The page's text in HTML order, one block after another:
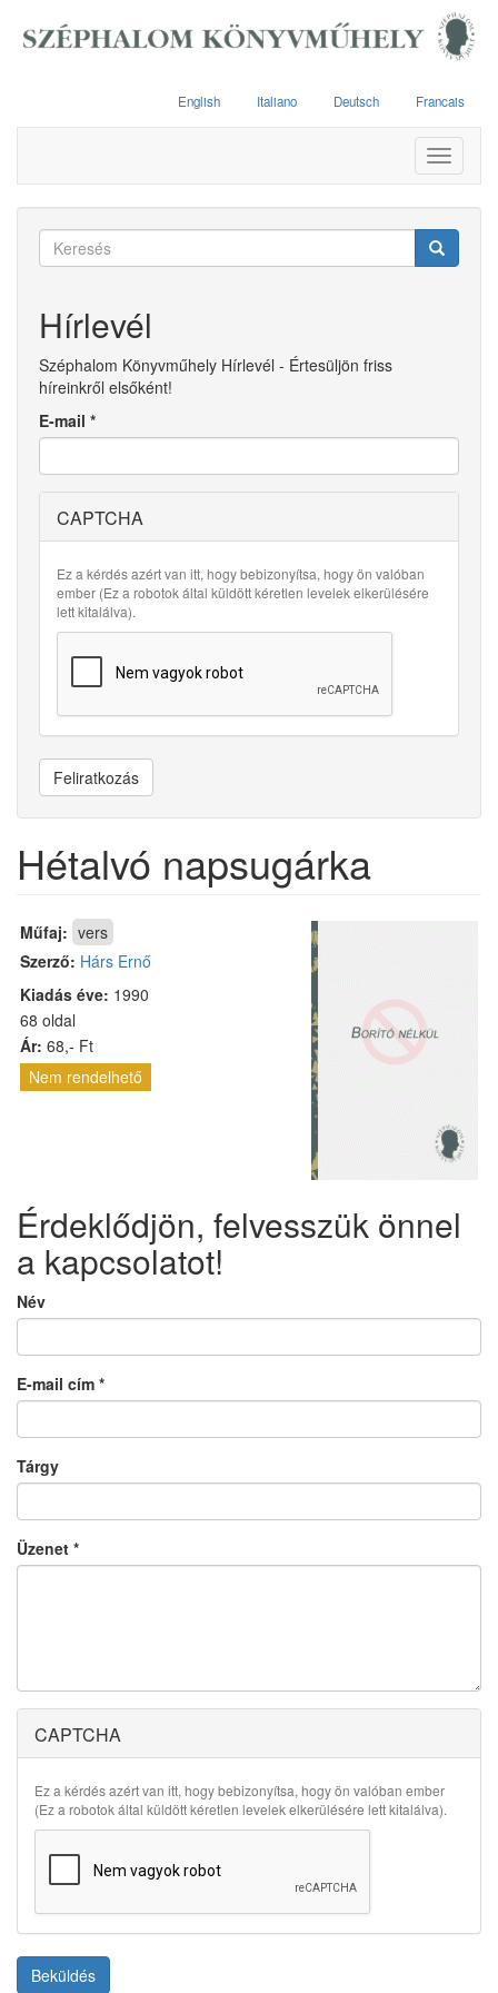
English Italiano Deutsch Francais
Toggle
Keresés
Hírlevél
Széphalom Könyvműhely Hírlevél - Értesüljön friss
híreinkről elsőként!
E-mail *
CAPTCHA
Ez a kérdés azért van itt, hogy bebizonyítsa, hogy ön valóban
ember (Ez a robotok által küldött kéretlen levelek elkerülésére
lett kitalálva).
Feliratkozás
Hétalvó napsugárka
Műfaj: vers
Szerző: Hárs Ernő
Kiadás éve: 1990
68 oldal
Ár: 68,- Ft
Nem rendelhető
Érdeklődjön, felvesszük önnel
a kapcsolatot!
Név
E-mail cím *
Tárgy
Üzenet *
CAPTCHA
Ez a kérdés azért van itt, hogy bebizonyítsa, hogy ön valóban ember
(Ez a robotok által küldött kéretlen levelek elkerülésére lett kitalálva).
Beküldés